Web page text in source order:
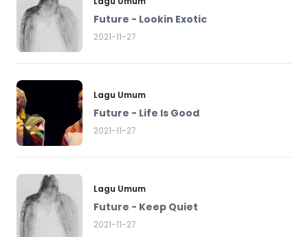
Future - Lookin Exotic
2021-11-27
Lagu Umum
Future - Life Is Good
2021-11-27
Lagu Umum
Future - Keep Quiet
2021-11-27